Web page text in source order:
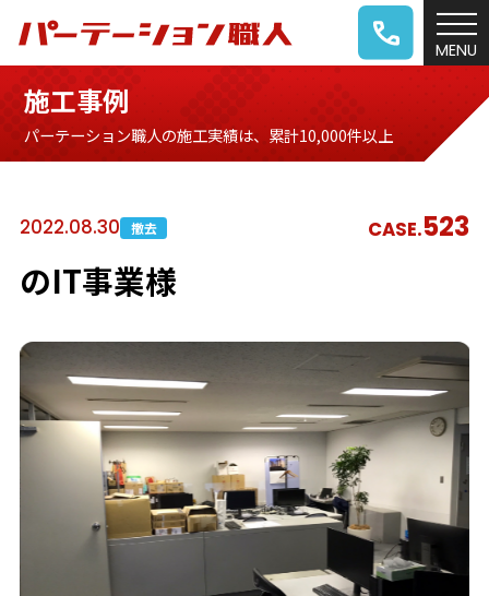
施工事例
パーテーション職人の施工実績は、累計10,000件以上
2022.08.30 撤去 CASE.523
のIT事業様